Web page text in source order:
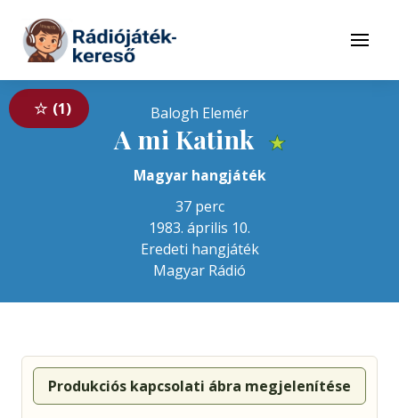
Tovább a tartalomhoz
Menü
1 Balogh Elemér
A mi Katink ★
Magyar hangjáték
37 perc
1983. április 10.
Eredeti hangjáték
Magyar Rádió
Produkciós kapcsolati ábra megjelenítése